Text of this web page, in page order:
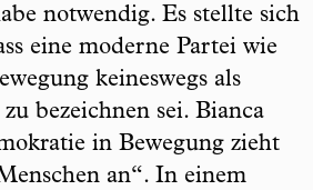
notwendig. Es stellte sich
eine moderne Partei wie
keineswegs als
bezeichnen sei. Bianca
in Bewegung zieht
an“. In einem